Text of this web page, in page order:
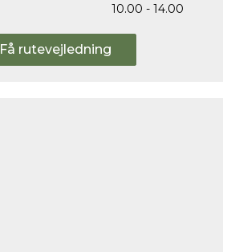
10.00 - 14.00
Få rutevejledning